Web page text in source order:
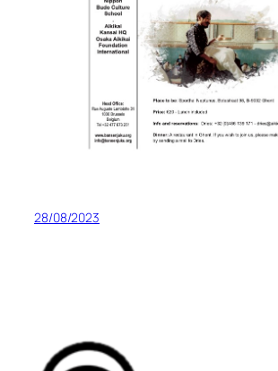
28/08/2023